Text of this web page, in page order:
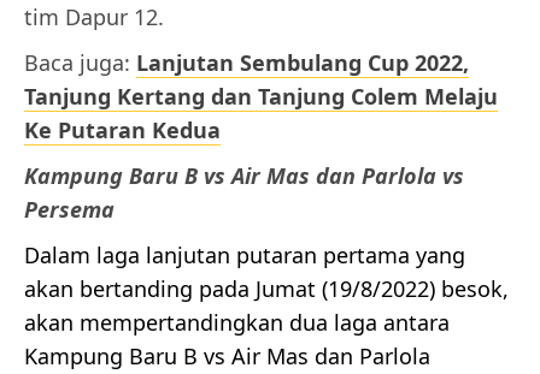
tim Dapur 12.
Baca juga: Lanjutan Sembulang Cup 2022,
Tanjung Kertang dan Tanjung Colem Melaju
Ke Putaran Kedua
Kampung Baru B vs Air Mas dan Parlola vs
Persema
Dalam laga lanjutan putaran pertama yang
akan bertanding pada Jumat (19/8/2022) besok,
akan mempertandingkan dua laga antara
Kampung Baru B vs Air Mas dan Parlola